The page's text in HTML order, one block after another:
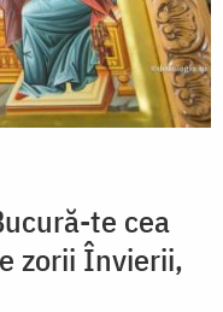
te cea
zorii Învierii,